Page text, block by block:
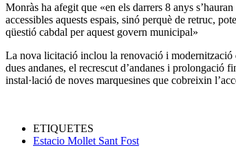
Monràs ha afegit que «en els darrers 8 anys
accessibles aquests espais, sinó perquè de retruc,
qüestió cabdal per aquest govern municipal»
La nova licitació inclou la renovació i modernització
dues andanes, el recrescut d’andanes i prolongació
instal·lació de noves marquesines que cobreixin
ETIQUETES
Estacio Mollet Sant Fost